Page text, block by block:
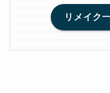
リメイク